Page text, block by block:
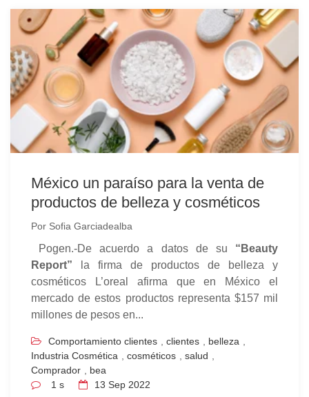
México un paraíso para la venta de
productos de belleza y cosméticos
Por Sofia Garciadealba
Pogen.-De acuerdo a datos de su “Beauty
Report” la firma de productos de belleza y
cosméticos L’oreal afirma que en México el
mercado de estos productos representa $157 mil
millones de pesos en...
Comportamiento clientes clientes belleza
Industria Cosmética
cosméticos salud
Comprador
bea
1 s
13 Sep 2022